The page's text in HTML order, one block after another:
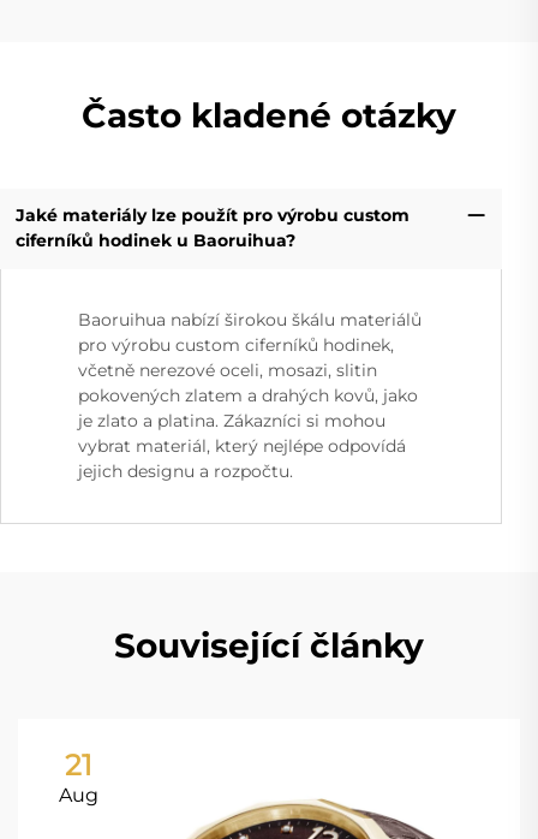
Často kladené otázky
Jaké materiály lze použít pro výrobu custom
ciferníků hodinek u Baoruihua?
Baoruihua nabízí širokou škálu materiálů
pro výrobu custom ciferníků hodinek,
včetně nerezové oceli, mosazi, slitin
pokovených zlatem a drahých kovů, jako
je zlato a platina. Zákazníci si mohou
vybrat materiál, který nejlépe odpovídá
jejich designu a rozpočtu.
Související články
21
Aug